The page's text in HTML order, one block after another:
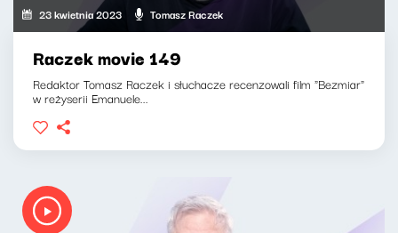
23 kwietnia 2023 Tomasz Raczek
Raczek movie 149
Redaktor Tomasz Raczek i słuchacze recenzowali film "Bezmiar"
w reżyserii Emanuele...